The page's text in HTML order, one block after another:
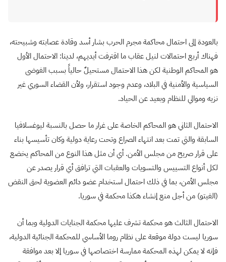
بالعودة إلى احتمال محاكمة مجرم الحرب بشار أسد وقادة عصابته وشبيحته،
فهناك أربع احتمالات لنيل عقاب ما اقترفت أيديهم، لدينا: الاحتمال الأول
هو المحاكم الوطنية لكن هذا الاحتمال مستحيلٌ حالياً بسبب الفوضى
السياسية والأمنية في البلاد، وعدم وجود استقرار، ولأن القضاء السوري غير
نزيه وموالي للنظام وبعيد عن الحياد.
الاحتمال الثاني هو المحاكم الخاصة على غرار ما حصل بالنسبة ليوغسلافيا
السابقة والتي تمت بعد انتهاء الصراع وتحت رعاية دولية وكان تأسيسها بناء
على قرار صريح من مجلس الأمن. أي أن مثل هذا النوع من المحاكم يخضع
لكل أنواع التسييس والتسويات والعقبات التي ترافق أي قرار يصدر عن
مجلس الأمن، بما في ذلك احتمال استخدام عضو دائم العضوية لحق النقض
(الفيتو) من أجل منع إنشاء هكذا محكمة في سوريا.
الاحتمال الثالث هو محكمة تشرف عليها محكمة الجنايات الدولية وبما أن
سوريا ليست دولة موقعة على نظام روما الأساسي للمحكمة الجنائية الدولية،
فإنه لا يمكن لهذه المحكمة ممارسة اختصاصها في سوريا إلا بعد موافقة